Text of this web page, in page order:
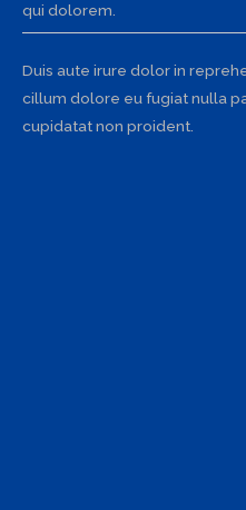
qui dolorem.
Duis aute irure dolor in
cillum dolore eu fugiat nulla
cupidatat non proident.